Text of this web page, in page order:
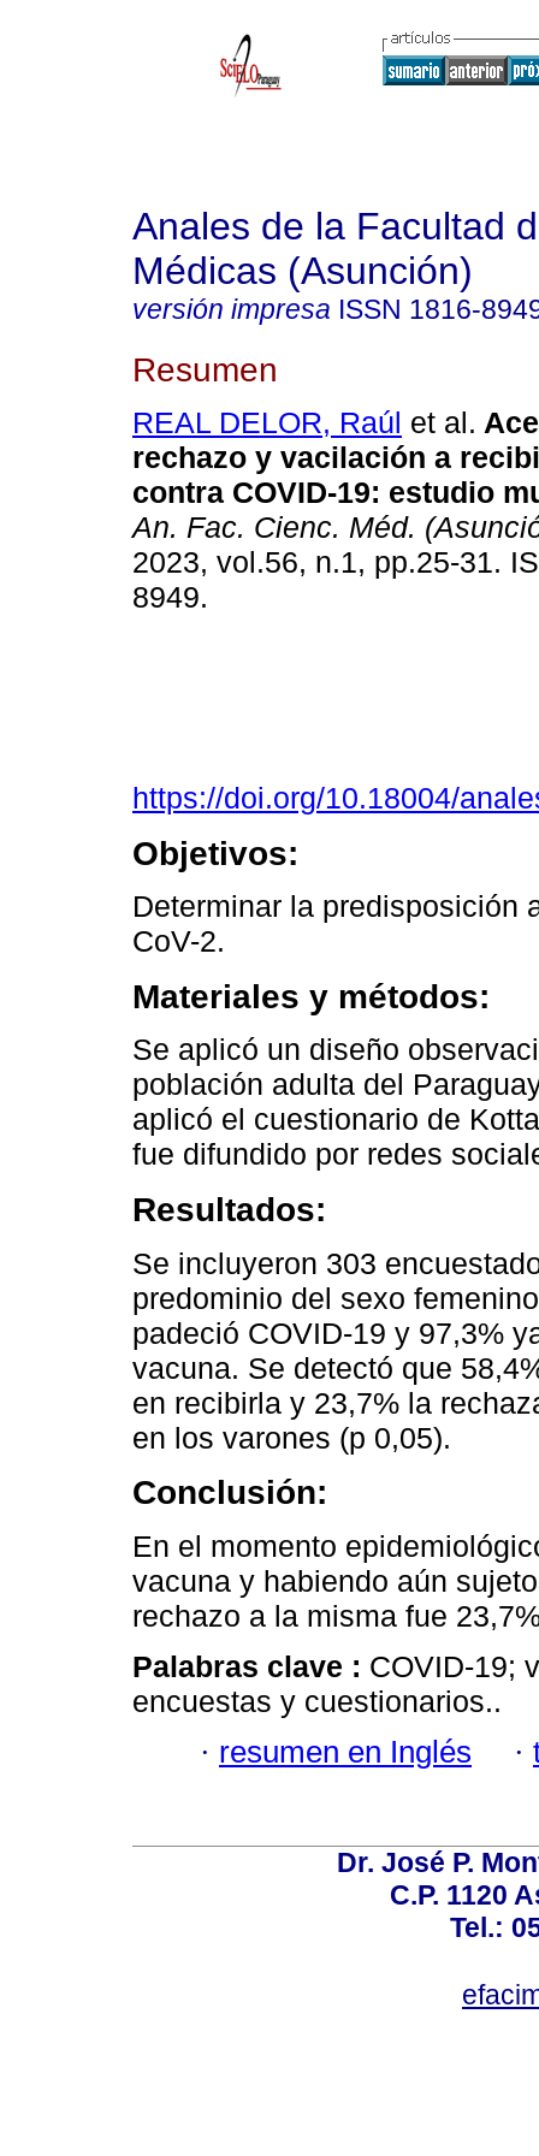
Anales de la Facultad
Médicas (Asunción)
versión impresa ISSN 1816-
Resumen
REAL DELOR, Raúl et al.
rechazo y vacilación a
contra COVID-19: estudio
An. Fac. Cienc. Méd.
2023, vol.56, n.1, pp.25-31.
8949.
https://doi.org/10.18004/
Objetivos:
Determinar la predisposición
CoV-2.
Materiales y métodos:
Se aplicó un diseño
población adulta del
aplicó el cuestionario de
fue difundido por redes
Resultados:
Se incluyeron 303
predominio del sexo
padeció COVID-19 y 97,3%
vacuna. Se detectó que
en recibirla y 23,7% la
en los varones (p 0,05).
Conclusión:
En el momento
vacuna y habiendo aún
rechazo a la misma fue
Palabras clave : COVID-19;
encuestas y cuestionarios..
· resumen en Inglés ·
Dr. José P.
C.P. 1120
Tel.: